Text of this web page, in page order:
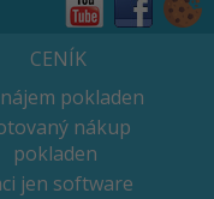
CENÍK
pokladen
nákup
pokladen
jen software